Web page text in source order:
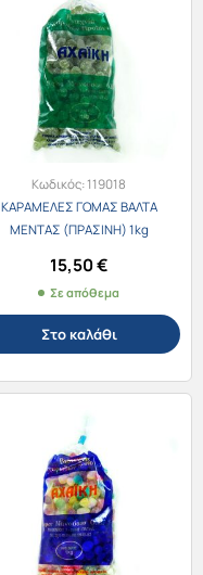
Κωδικός:119018
ΚΑΡΑΜΕΛΕΣ ΓΟΜΑΣ ΒΑΛΤΑ
ΜΕΝΤΑΣ (ΠΡΑΣΙΝΗ) 1kg
15,50€
Σε απόθεμα
Στο καλάθι